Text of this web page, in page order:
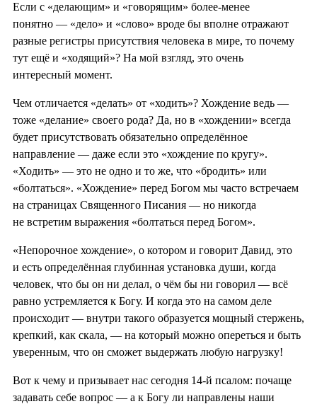
Если с «делающим» и «говорящим» более-менее
понятно — «дело» и «слово» вроде бы вполне отражают
разные регистры присутствия человека в мире, то почему
тут ещё и «ходящий»? На мой взгляд, это очень
интересный момент.
Чем отличается «делать» от «ходить»? Хождение ведь —
тоже «делание» своего рода? Да, но в «хождении» всегда
будет присутствовать обязательно определённое
направление — даже если это «хождение по кругу».
«Ходить» — это не одно и то же, что «бродить» или
«болтаться». «Хождение» перед Богом мы часто встречаем
на страницах Священного Писания — но никогда
не встретим выражения «болтаться перед Богом».
«Непорочное хождение», о котором и говорит Давид, это
и есть определённая глубинная установка души, когда
человек, что бы он ни делал, о чём бы ни говорил — всё
равно устремляется к Богу. И когда это на самом деле
происходит — внутри такого образуется мощный стержень,
крепкий, как скала, — на который можно опереться и быть
уверенным, что он сможет выдержать любую нагрузку!
Вот к чему и призывает нас сегодня 14-й псалом: почаще
задавать себе вопрос — а к Богу ли направлены наши